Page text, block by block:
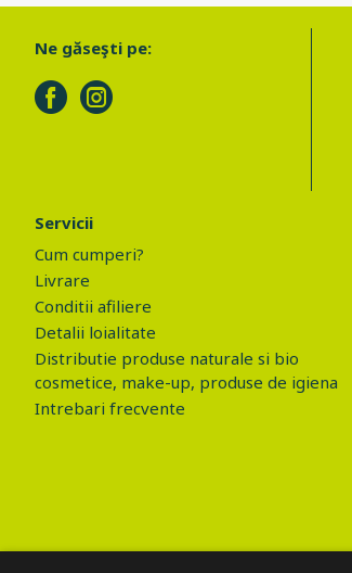
Ne găseşti pe:
Servicii
Cum cumperi?
Livrare
Conditii afiliere
Detalii loialitate
Distributie produse naturale si bio
cosmetice, make-up, produse de igiena
Intrebari frecvente